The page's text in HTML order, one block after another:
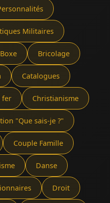
Militaires
Boxe Bricolage
Catalogues
fer Christianisme
"Que sais-je ?"
Couple Famille
Danse
Droit